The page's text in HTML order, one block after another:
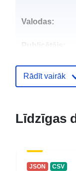
Valodas:
Publicētājs:
Kontaktpunkts:
Kataloga
Rādīt vairāk
Līdzīgas
JSON CSV